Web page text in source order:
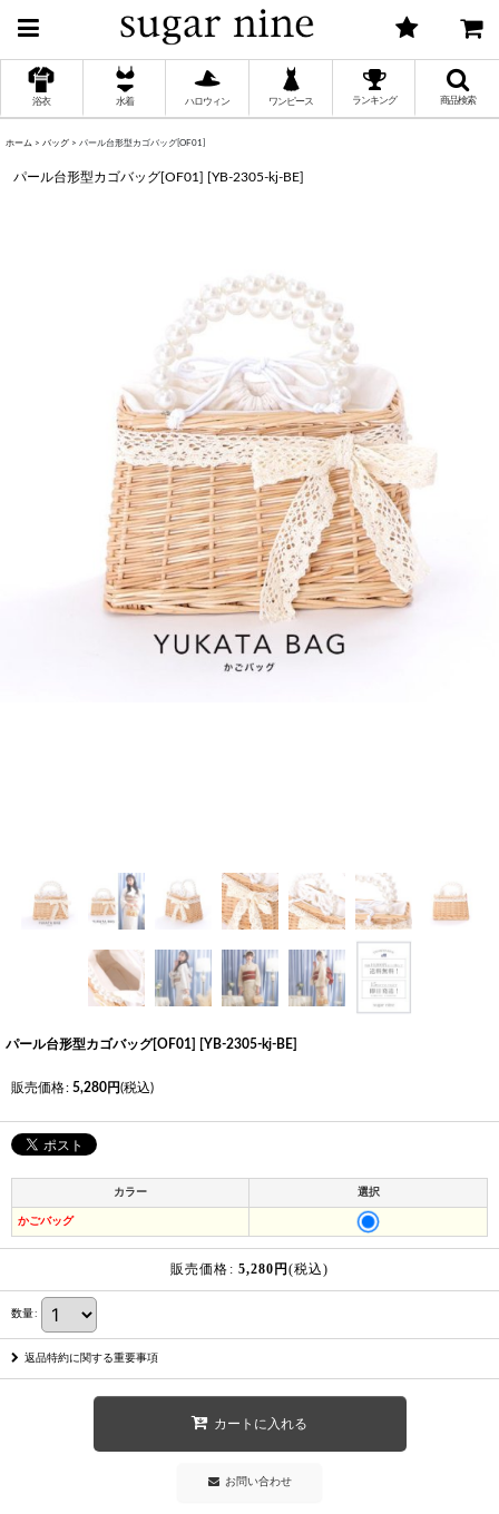
浴衣 水着 ハロウィン ワンピース ランキング 商品検索
ホーム > バッグ > パール台形型カゴバッグ[OF01]
パール台形型カゴバッグ[OF01] [YB-2305-kj-BE]
パール台形型カゴバッグ[OF01] [YB-2305-kj-BE]
販売価格: 5,280円(税込)
カラー 選択
かごバッグ
販売価格 : 5,280円(税込)
数量:
返品特約に関する重要事項
カートに入れる
お問い合わせ